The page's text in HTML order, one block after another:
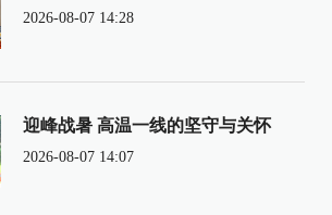
2026-08-07 14:28
迎峰战暑 高温一线的坚守与关怀
2026-08-07 14:07